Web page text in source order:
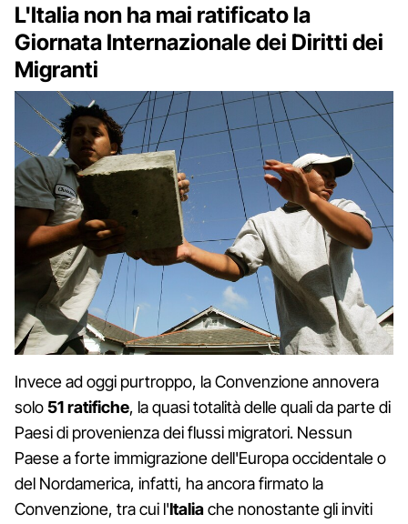
L'Italia non ha mai ratificato la
Giornata Internazionale dei Diritti dei
Migranti
Invece ad oggi purtroppo, la Convenzione annovera
solo 51 ratifiche, la quasi totalità delle quali da parte di
Paesi di provenienza dei flussi migratori. Nessun
Paese a forte immigrazione dell'Europa occidentale o
del Nordamerica, infatti, ha ancora firmato la
Convenzione, tra cui l'Italiache nonostante gli inviti